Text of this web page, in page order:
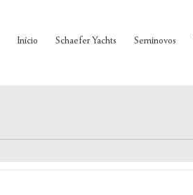
Início Schaefer Yachts Seminovos